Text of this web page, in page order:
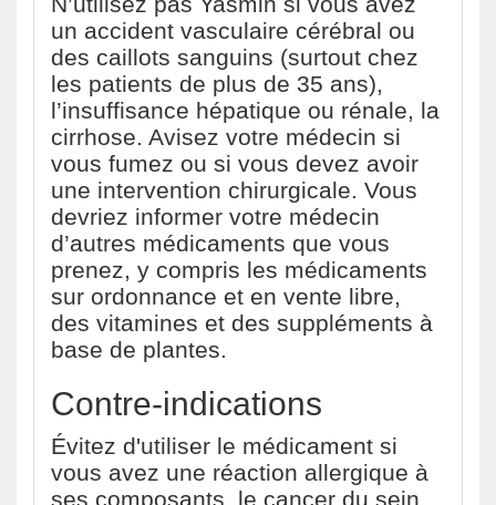
un accident vasculaire cérébral ou
des caillots sanguins (surtout chez
les patients de plus de 35 ans),
l’insuffisance hépatique ou rénale, la
cirrhose. Avisez votre médecin si
vous fumez ou si vous devez avoir
une intervention chirurgicale. Vous
devriez informer votre médecin
d’autres médicaments que vous
prenez, y compris les médicaments
sur ordonnance et en vente libre,
des vitamines et des suppléments à
base de plantes.
Contre-indications
Évitez d'utiliser le médicament si
vous avez une réaction allergique à
ses composants, le cancer du sein,